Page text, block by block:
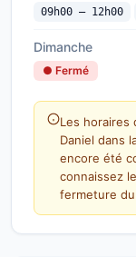
09h00 — 12h00
Dimanche
● Fermé
Les horaires
Daniel dans
encore été
connaissez
fermeture